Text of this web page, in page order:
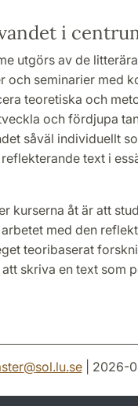
i
utgörs av de
och seminarier med
teoretiska och
och fördjupa
såväl individuellt
text i
kurserna åt är att
med den
teoribaserat
skriva en text som
@sol.lu.se| 2026-